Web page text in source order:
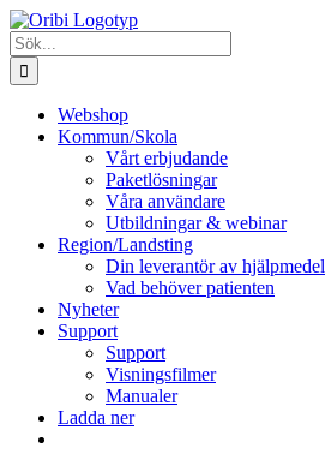
Fortsätt
till
innehållet
Sök
efter:
Webshop
Kommun/Skola
Vårt erbjudande
Paketlösningar
Våra användare
Utbildningar & webinar
Region/Landsting
Din leverantör av hjälpmedel
Vad behöver patienten
Nyheter
Support
Support
Visningsfilmer
Manualer
Ladda ner